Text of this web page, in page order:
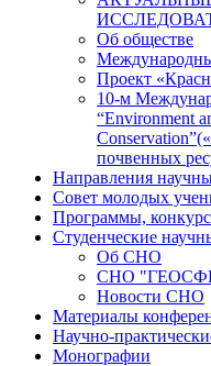
Об обществе
Проект
10-м
“Environment
почвенных
Направления
Совет молодых
Программы,
Студенческие
Об СНО
СНО
Новости СНО
Материалы
Научно-
Монографии